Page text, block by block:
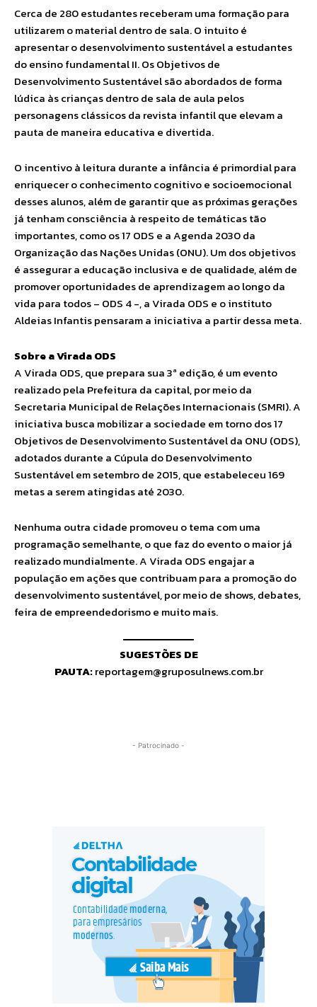
Cerca de 280 estudantes receberam uma formação para
utilizarem o material dentro de sala. O intuito é
apresentar o desenvolvimento sustentável a estudantes
do ensino fundamental II. Os Objetivos de
Desenvolvimento Sustentável são abordados de forma
lúdica às crianças dentro de sala de aula pelos
personagens clássicos da revista infantil que elevam a
pauta de maneira educativa e divertida.
O incentivo à leitura durante a infância é primordial para
enriquecer o conhecimento cognitivo e socioemocional
desses alunos, além de garantir que as próximas gerações
já tenham consciência à respeito de temáticas tão
importantes, como os 17 ODS e a Agenda 2030 da
Organização das Nações Unidas (ONU). Um dos objetivos
é assegurar a educação inclusiva e de qualidade, além de
promover oportunidades de aprendizagem ao longo da
vida para todos – ODS 4 -, a Virada ODS e o instituto
Aldeias Infantis pensaram a iniciativa a partir dessa meta.
Sobre a Virada ODS
A Virada ODS, que prepara sua 3ª edição, é um evento
realizado pela Prefeitura da capital, por meio da
Secretaria Municipal de Relações Internacionais (SMRI). A
iniciativa busca mobilizar a sociedade em torno dos 17
Objetivos de Desenvolvimento Sustentável da ONU (ODS),
adotados durante a Cúpula do Desenvolvimento
Sustentável em setembro de 2015, que estabeleceu 169
metas a serem atingidas até 2030.
Nenhuma outra cidade promoveu o tema com uma
programação semelhante, o que faz do evento o maior já
realizado mundialmente. A Virada ODS engajar a
população em ações que contribuam para a promoção do
desenvolvimento sustentável, por meio de shows, debates,
feira de empreendedorismo e muito mais.
SUGESTÕES DE
PAUTA:reportagem@gruposulnews.com.br
- Patrocinado -